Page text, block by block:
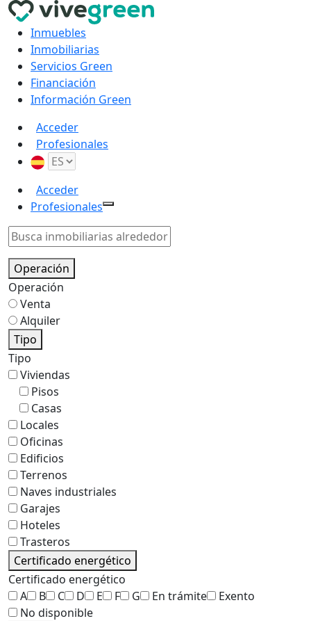
Inmuebles
Inmobiliarias
Servicios Green
Financiación
Información Green
Acceder
Profesionales
Acceder
Profesionales
Operación
Operación
Venta
Alquiler
Tipo
Tipo
Viviendas
Pisos
Casas
Locales
Oficinas
Edificios
Terrenos
Naves industriales
Garajes
Hoteles
Trasteros
Certificado energético
Certificado energético
A
B C D E F G En trámite
Exento
No disponible